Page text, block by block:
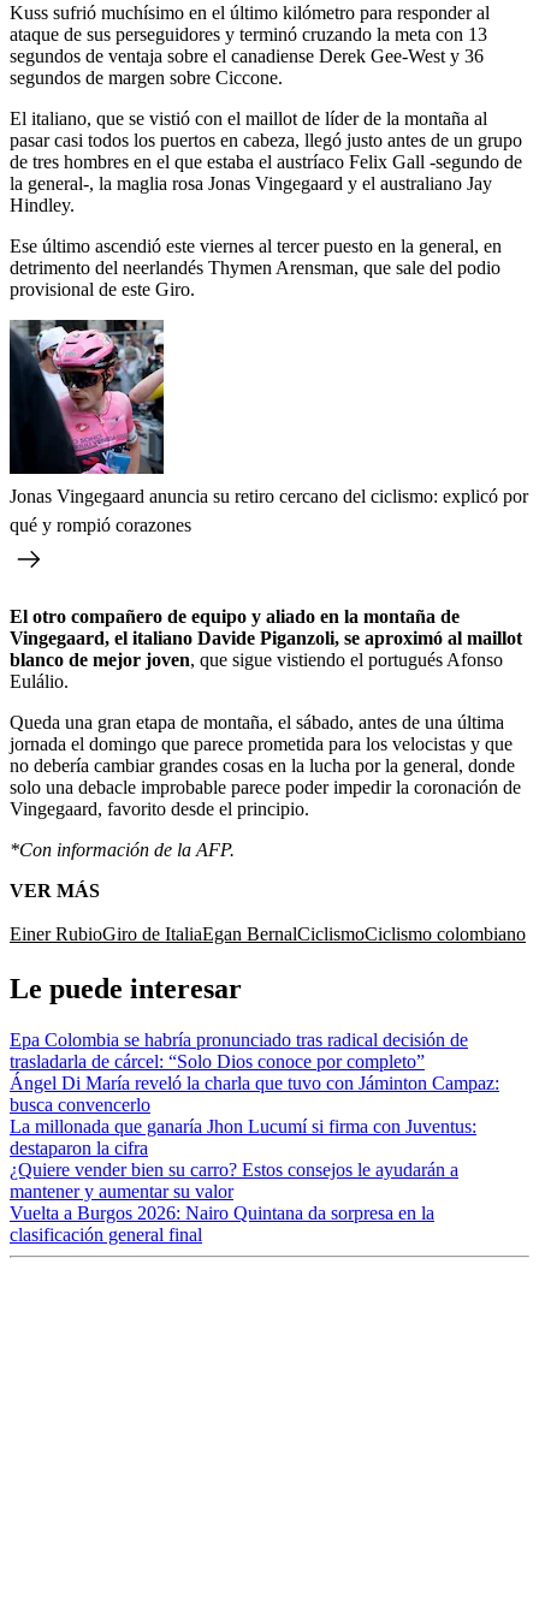
Kuss sufrió muchísimo en el último kilómetro para responder al
ataque de sus perseguidores y terminó cruzando la meta con 13
segundos de ventaja sobre el canadiense Derek Gee-West y 36
segundos de margen sobre Ciccone.
El italiano, que se vistió con el maillot de líder de la montaña al
pasar casi todos los puertos en cabeza, llegó justo antes de un grupo
de tres hombres en el que estaba el austríaco Felix Gall -segundo de
la general-, la maglia rosa Jonas Vingegaard y el australiano Jay
Hindley.
Ese último ascendió este viernes al tercer puesto en la general, en
detrimento del neerlandés Thymen Arensman, que sale del podio
provisional de este Giro.
Jonas Vingegaard anuncia su retiro cercano del ciclismo: explicó por
qué y rompió corazones
El otro compañero de equipo y aliado en la montaña de
Vingegaard, el italiano Davide Piganzoli, se aproximó al maillot
blanco de mejor joven, que sigue vistiendo el portugués Afonso
Eulálio.
Queda una gran etapa de montaña, el sábado, antes de una última
jornada el domingo que parece prometida para los velocistas y que
no debería cambiar grandes cosas en la lucha por la general, donde
solo una debacle improbable parece poder impedir la coronación de
Vingegaard, favorito desde el principio.
*Con información de la AFP.
VER MÁS
Einer RubioGiro de ItaliaEgan BernalCiclismoCiclismo colombiano
Le puede interesar
Epa Colombia se habría pronunciado tras radical decisión de
trasladarla de cárcel: “Solo Dios conoce por completo”
Ángel Di María reveló la charla que tuvo con Jáminton Campaz:
busca convencerlo
La millonada que ganaría Jhon Lucumí si firma con Juventus:
destaparon la cifra
¿Quiere vender bien su carro? Estos consejos le ayudarán a
mantener y aumentar su valor
Vuelta a Burgos 2026: Nairo Quintana da sorpresa en la
clasificación general final